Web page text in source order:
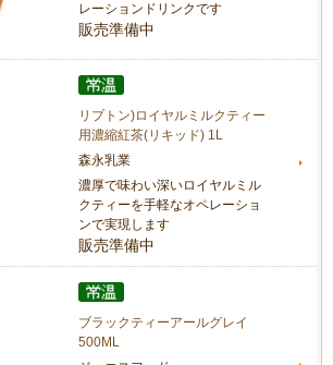
レーションドリンクです
販売準備中
リプトン)ロイヤルミルクティー
用濃縮紅茶(リキッド) 1L
森永乳業
濃厚で味わい深いロイヤルミル
クティーを手軽なオペレーショ
ンで実現します
販売準備中
ブラックティーアールグレイ
500ML